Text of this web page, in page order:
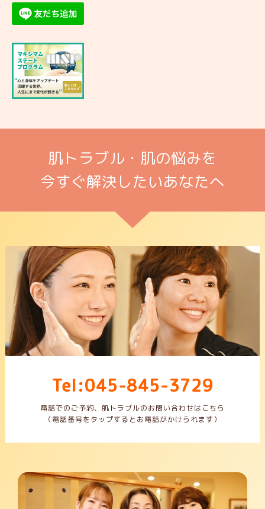
肌トラブル・肌の悩みを
今すぐ解決したいあなたへ
Tel:045-845-3729
電話でのご予約、肌トラブルのお問い合わせはこちら
（電話番号をタップするとお電話がかけられます）